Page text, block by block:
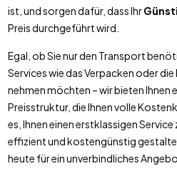
ist, und sorgen dafür, dass Ihr
Preis durchgeführt wird.
Egal, ob Sie nur den Transport
Services wie das Verpacken oder
nehmen möchten – wir bieten Ihnen
Preisstruktur, die Ihnen volle
es, Ihnen einen erstklassigen
effizient und kostengünstig
heute für ein unverbindliches